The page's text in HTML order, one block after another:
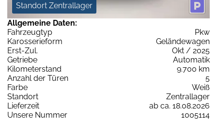
Standort Zentrallager
Allgemeine Daten:
Fahrzeugtyp
Pkw
Karosserieform
Geländewagen
Erst-Zul.
Okt / 2025
Getriebe
Automatik
Kilometerstand
9.700 km
Anzahl der Türen
5
Farbe
Weiß
Standort
Zentrallager
Lieferzeit
ab ca. 18.08.2026
Unsere Nummer
1005114